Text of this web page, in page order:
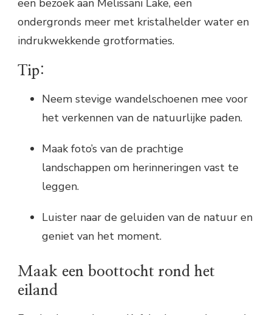
een bezoek aan Melissani Lake, een
ondergronds meer met kristalhelder water en
indrukwekkende grotformaties.
Tip:
Neem stevige wandelschoenen mee voor
het verkennen van de natuurlijke paden.
Maak foto’s van de prachtige
landschappen om herinneringen vast te
leggen.
Luister naar de geluiden van de natuur en
geniet van het moment.
Maak een boottocht rond het
eiland